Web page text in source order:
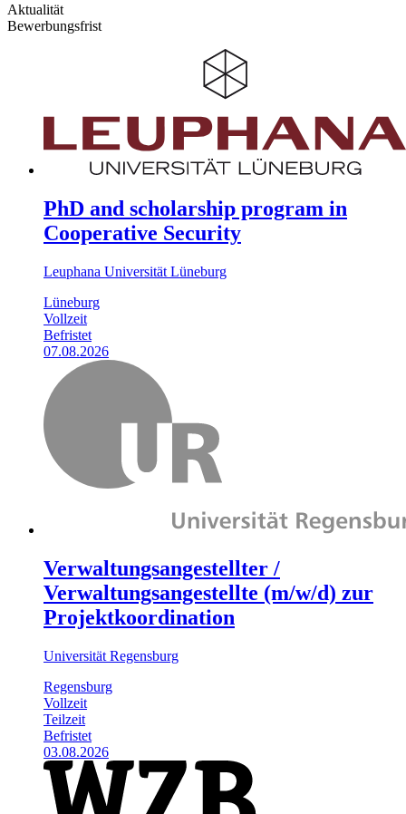
Aktualität
Bewerbungsfrist
PhD and scholarship program in
Cooperative Security
Leuphana Universität Lüneburg
Lüneburg
Vollzeit
Befristet
07.08.2026
Verwaltungsangestellter /
Verwaltungsangestellte (m/w/d) zur
Projektkoordination
Universität Regensburg
Regensburg
Vollzeit
Teilzeit
Befristet
03.08.2026